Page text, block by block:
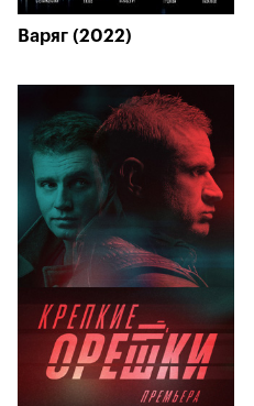
Варяг (2022)